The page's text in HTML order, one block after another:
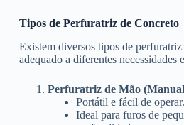
Tipos de Perfuratriz de Concreto
Existem diversos tipos de
adequado a diferentes necessidades
Perfuratriz de Mão
Portátil e fácil de operar.
Ideal para furos de